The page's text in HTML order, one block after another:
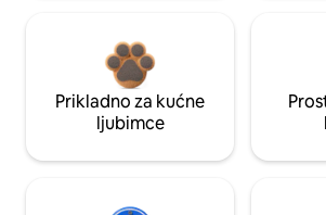
Prikladno za kućne
ljubimce